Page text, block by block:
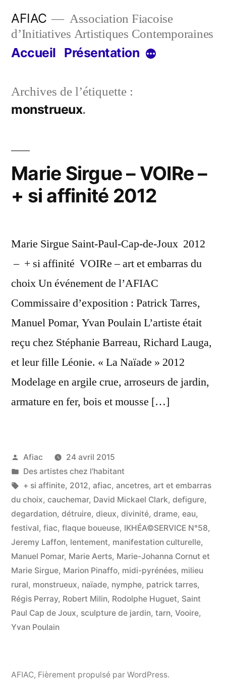
contenu
AFIAC
Association Fiacoise
d’Initiatives Artistiques Contemporaines
Accueil Présentation Plus
Archives de l’étiquette :
monstrueux
Marie Sirgue – VOIRe –
+ si affinité 2012
Marie Sirgue Saint-Paul-Cap-de-Joux 2012
– + si affinité VOIRe – art et embarras du
choix Un événement de l’AFIAC
Commissaire d’exposition : Patrick Tarres,
Manuel Pomar, Yvan Poulain L’artiste était
reçu chez Stéphanie Barreau, Richard Lauga,
et leur fille Léonie. « La Naïade » 2012
Modelage en argile crue, arroseurs de jardin,
armature en fer, bois et mousse […]
Publié
par
Afiac
24 avril 2015
Publié
dans
Des artistes chez l'habitant
Étiquettes :
+ si affinite, 2012, afiac, ancetres, art et embarras
du choix, cauchemar, David Mickael Clark, defigure,
degardation, détruire, dieux, divinité, drame, eau,
festival, fiac, flaque boueuse, IKHÉA©SERVICE N°58,
Jeremy Laffon, lentement, manifestation culturelle,
Manuel Pomar, Marie Aerts, Marie-Johanna Cornut et
Marie Sirgue, Marion Pinaffo, midi-pyrénées, milieu
rural, monstrueux, naïade, nymphe, patrick tarres,
Régis Perray, Robert Milin, Rodolphe Huguet, Saint
Paul Cap de Joux, sculpture de jardin, tarn, Vooire,
Yvan Poulain
AFIAC, Fièrement propulsé par WordPress.